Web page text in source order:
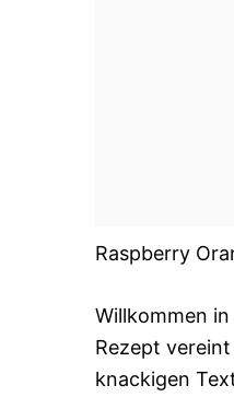
Raspberry
Willkommen
Rezept
knackigen